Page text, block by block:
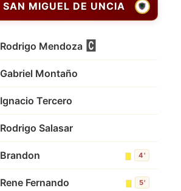
SAN MIGUEL DE UNCIA
Rodrigo Mendoza
Gabriel Montaño
Ignacio Tercero
Rodrigo Salasar
Brandon 4'
Rene Fernando 5'